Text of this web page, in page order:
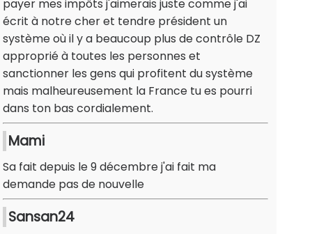
payer mes impôts j'aimerais juste comme j'ai
écrit à notre cher et tendre président un
système où il y a beaucoup plus de contrôle DZ
approprié à toutes les personnes et
sanctionner les gens qui profitent du système
mais malheureusement la France tu es pourri
dans ton bas cordialement.
Mami
Sa fait depuis le 9 décembre j'ai fait ma
demande pas de nouvelle
Sansan24